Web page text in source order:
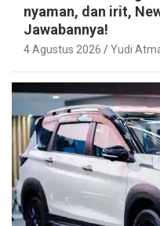
nyaman, dan irit,
Jawabannya!
4 Agustus 2026 Yudi